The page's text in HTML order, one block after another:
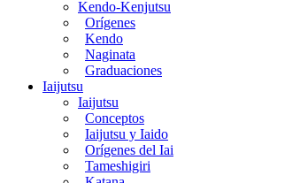
Kendo-Kenjutsu
Orígenes
Kendo
Naginata
Graduaciones
Iaijutsu
Iaijutsu
Conceptos
Iaijutsu y Iaido
Orígenes del Iai
Tameshigiri